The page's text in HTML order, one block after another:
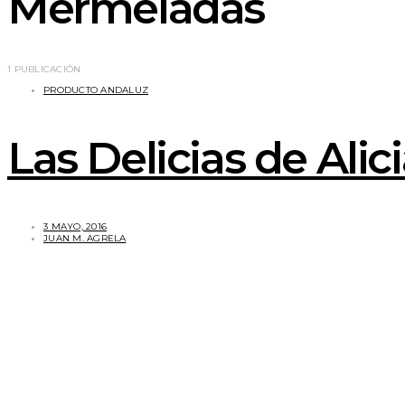
1 PUBLICACIÓN
PRODUCTO ANDALUZ
Las Delicias de
3 MAYO, 2016
JUAN M. AGRELA